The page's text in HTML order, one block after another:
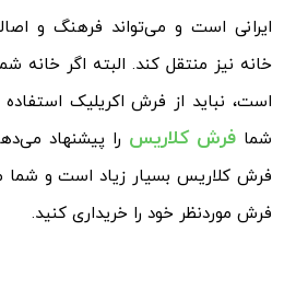
ایرانی است و می‌تواند فرهنگ و
خانه نیز منتقل کند. البته اگر خانه
است، نباید از فرش اکریلیک استفاده
شمافرش کلاریس را پیشنهاد
فرش کلاریس بسیار زیاد است و شما
فرش موردنظر خود را خریداری کنید.